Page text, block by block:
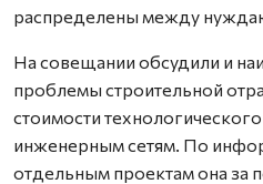
распределены между
На совещании обсудили и
проблемы строительной
стоимости
инженерным сетям. По
отдельным проектам она за